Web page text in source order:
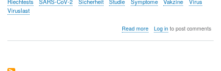
Viruslast
Read moreabout
Log into post comments